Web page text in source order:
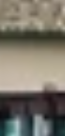
Utiliser des
sélectionner la
Créer des
personnalisée
Créer des
Utiliser des
contenus